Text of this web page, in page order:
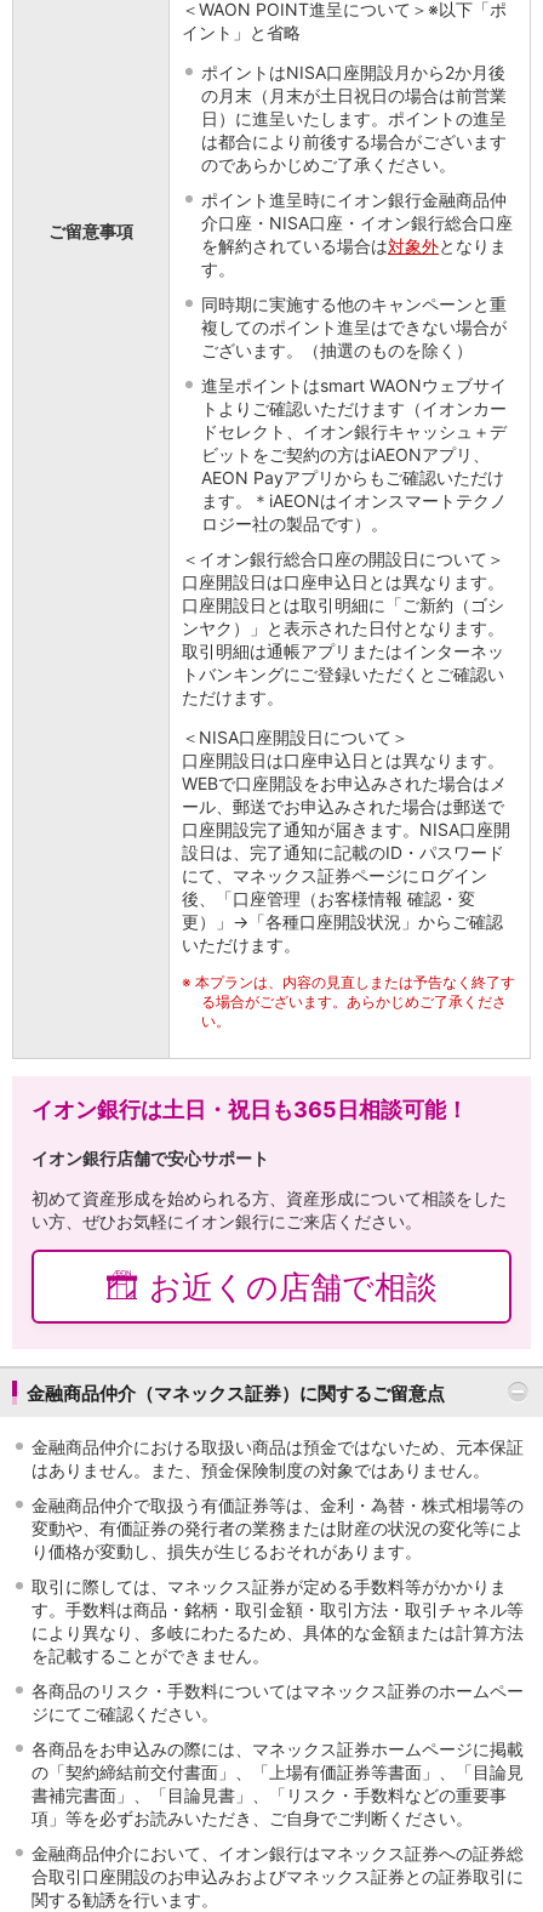
ご留意事項
＜WAON POINT進呈について＞※以下「ポ
イント」と省略
ポイントはNISA口座開設月から2か月後
の月末（月末が土日祝日の場合は前営業
日）に進呈いたします。ポイントの進呈
は都合により前後する場合がございます
のであらかじめご了承ください。
ポイント進呈時にイオン銀行金融商品仲
介口座・NISA口座・イオン銀行総合口座
を解約されている場合は対象外となりま
す。
同時期に実施する他のキャンペーンと重
複してのポイント進呈はできない場合が
ございます。（抽選のものを除く）
進呈ポイントはsmart WAONウェブサイ
トよりご確認いただけます（イオンカー
ドセレクト、イオン銀行キャッシュ＋デ
ビットをご契約の方はiAEONアプリ、
AEON Payアプリからもご確認いただけ
ます。＊iAEONはイオンスマートテクノ
ロジー社の製品です）。
＜イオン銀行総合口座の開設日について＞
口座開設日は口座申込日とは異なります。
口座開設日とは取引明細に「ご新約（ゴシ
ンヤク）」と表示された日付となります。
取引明細は通帳アプリまたはインターネッ
トバンキングにご登録いただくとご確認い
ただけます。
＜NISA口座開設日について＞
口座開設日は口座申込日とは異なります。
WEBで口座開設をお申込みされた場合はメ
ール、郵送でお申込みされた場合は郵送で
口座開設完了通知が届きます。NISA口座開
設日は、完了通知に記載のID・パスワード
にて、マネックス証券ページにログイン
後、「口座管理（お客様情報 確認・変
更）」→「各種口座開設状況」からご確認
いただけます。
※ 本プランは、内容の見直しまたは予告なく終了す
る場合がございます。あらかじめご了承くださ
い。
イオン銀行は土日・祝日も365日相談可能！
イオン銀行店舗で安心サポート
初めて資産形成を始められる方、資産形成について相談をした
い方、ぜひお気軽にイオン銀行にご来店ください。
お近くの店舗で相談
金融商品仲介（マネックス証券）に関するご留意点
金融商品仲介における取扱い商品は預金ではないため、元本保証
はありません。また、預金保険制度の対象ではありません。
金融商品仲介で取扱う有価証券等は、金利・為替・株式相場等の
変動や、有価証券の発行者の業務または財産の状況の変化等によ
り価格が変動し、損失が生じるおそれがあります。
取引に際しては、マネックス証券が定める手数料等がかかりま
す。手数料は商品・銘柄・取引金額・取引方法・取引チャネル等
により異なり、多岐にわたるため、具体的な金額または計算方法
を記載することができません。
各商品のリスク・手数料についてはマネックス証券のホームペー
ジにてご確認ください。
各商品をお申込みの際には、マネックス証券ホームページに掲載
の「契約締結前交付書面」、「上場有価証券等書面」、「目論見
書補完書面」、「目論見書」、「リスク・手数料などの重要事
項」等を必ずお読みいただき、ご自身でご判断ください。
金融商品仲介において、イオン銀行はマネックス証券への証券総
合取引口座開設のお申込みおよびマネックス証券との証券取引に
関する勧誘を行います。